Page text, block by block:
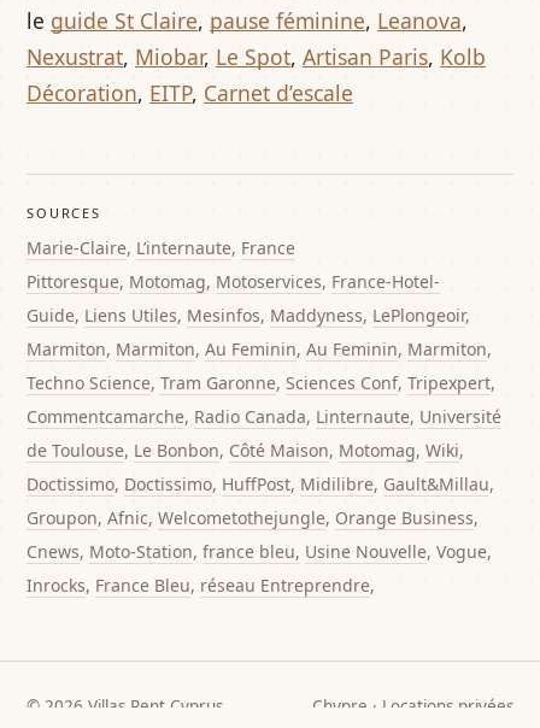
le guide St Claire, pause féminine, Leanova,
Nexustrat, Miobar, Le Spot,Artisan Paris, Kolb
Décoration, EITP, Carnet d’escale
SOURCES
Marie-Claire, L’internaute, France
Pittoresque, Motomag, Motoservices, France-Hotel-
Guide, Liens Utiles, Mesinfos, Maddyness, LePlongeoir,
Marmiton, Marmiton,Au Feminin,Au Feminin, Marmiton,
Techno Science,Tram Garonne,Sciences Conf,Tripexpert,
Commentcamarche, Radio Canada, Linternaute, Université
de Toulouse, Le Bonbon, Côté Maison, Motomag,Wiki,
Doctissimo, Doctissimo, HuffPost, Midilibre, Gault&Millau,
Groupon,Afnic,Welcometothejungle, Orange Business,
Cnews, Moto-Station,france bleu, Usine Nouvelle, Vogue,
Inrocks, France Bleu, réseau Entreprendre,
© 2026 Villas Rent Cyprus Chypre · Locations privées